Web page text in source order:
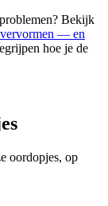
Bekijk
vervormen — en
hoe je de
oordopjes, op